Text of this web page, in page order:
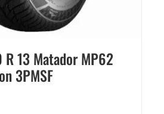
13 Matador MP62
3PMSF